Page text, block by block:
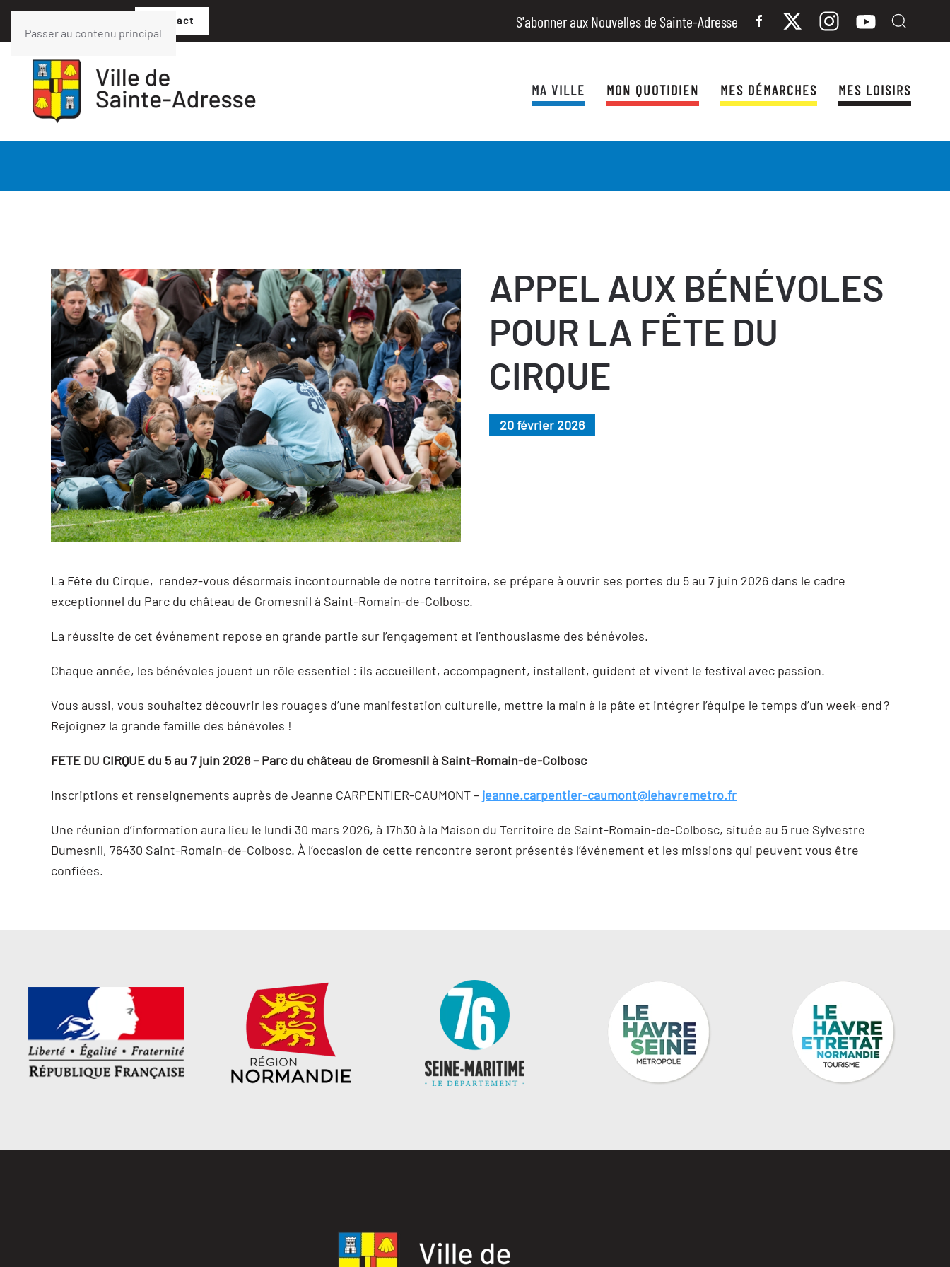
Passer au contenu principal
Contact S'abonner aux Nouvelles de Sainte-Adresse
MA VILLE MON QUOTIDIEN MES DÉMARCHES MES LOISIRS
APPEL AUX BÉNÉVOLES
POUR LA FÊTE DU
CIRQUE
20 février 2026
La Fête du Cirque, rendez-vous désormais incontournable de notre territoire, se prépare à ouvrir ses portes du 5 au 7 juin 2026 dans le cadre
exceptionnel du Parc du château de Gromesnil à Saint-Romain-de-Colbosc.
La réussite de cet événement repose en grande partie sur l’engagement et l’enthousiasme des bénévoles.
Chaque année, les bénévoles jouent un rôle essentiel : ils accueillent, accompagnent, installent, guident et vivent le festival avec passion.
Vous aussi, vous souhaitez découvrir les rouages d’une manifestation culturelle, mettre la main à la pâte et intégrer l’équipe le temps d’un week-end ?
Rejoignez la grande famille des bénévoles !
FETE DU CIRQUE du 5 au 7 juin 2026 – Parc du château de Gromesnil à Saint-Romain-de-Colbosc
Inscriptions et renseignements auprès de Jeanne CARPENTIER-CAUMONT – jeanne.carpentier-caumont@lehavremetro.fr
Une réunion d’information aura lieu le lundi 30 mars 2026, à 17h30 à la Maison du Territoire de Saint-Romain-de-Colbosc, située au 5 rue Sylvestre
Dumesnil, 76430 Saint-Romain-de-Colbosc. À l’occasion de cette rencontre seront présentés l’événement et les missions qui peuvent vous être
confiées.